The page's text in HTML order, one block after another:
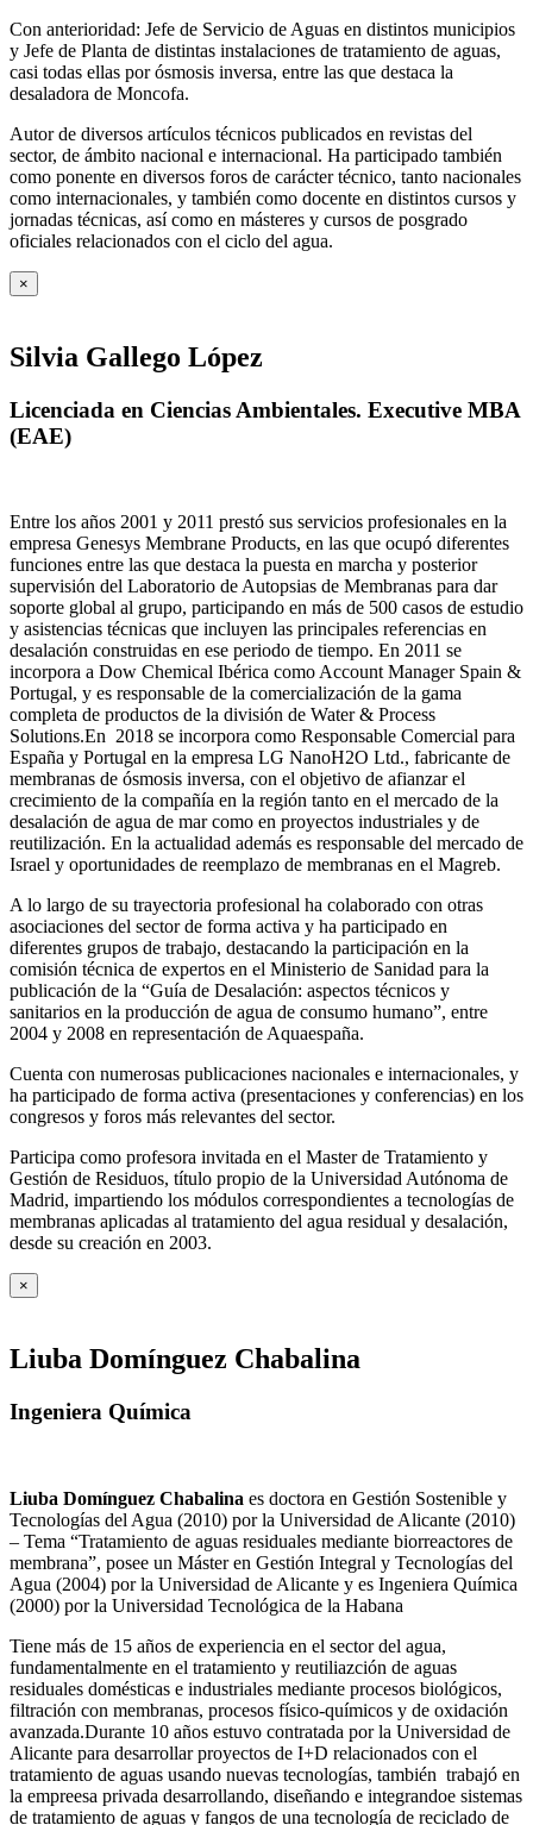
Con anterioridad: Jefe de Servicio de Aguas en distintos municipios
y Jefe de Planta de distintas instalaciones de tratamiento de aguas,
casi todas ellas por ósmosis inversa, entre las que destaca la
desaladora de Moncofa.
Autor de diversos artículos técnicos publicados en revistas del
sector, de ámbito nacional e internacional. Ha participado también
como ponente en diversos foros de carácter técnico, tanto nacionales
como internacionales, y también como docente en distintos cursos y
jornadas técnicas, así como en másteres y cursos de posgrado
oficiales relacionados con el ciclo del agua.
×
Silvia Gallego López
Licenciada en Ciencias Ambientales. Executive MBA
(EAE)
Entre los años 2001 y 2011 prestó sus servicios profesionales en la
empresa Genesys Membrane Products, en las que ocupó diferentes
funciones entre las que destaca la puesta en marcha y posterior
supervisión del Laboratorio de Autopsias de Membranas para dar
soporte global al grupo, participando en más de 500 casos de estudio
y asistencias técnicas que incluyen las principales referencias en
desalación construidas en ese periodo de tiempo. En 2011 se
incorpora a Dow Chemical Ibérica como Account Manager Spain &
Portugal, y es responsable de la comercialización de la gama
completa de productos de la división de Water & Process
Solutions.En 2018 se incorpora como Responsable Comercial para
España y Portugal en la empresa LG NanoH2O Ltd., fabricante de
membranas de ósmosis inversa, con el objetivo de afianzar el
crecimiento de la compañía en la región tanto en el mercado de la
desalación de agua de mar como en proyectos industriales y de
reutilización. En la actualidad además es responsable del mercado de
Israel y oportunidades de reemplazo de membranas en el Magreb.
A lo largo de su trayectoria profesional ha colaborado con otras
asociaciones del sector de forma activa y ha participado en
diferentes grupos de trabajo, destacando la participación en la
comisión técnica de expertos en el Ministerio de Sanidad para la
publicación de la “Guía de Desalación: aspectos técnicos y
sanitarios en la producción de agua de consumo humano”, entre
2004 y 2008 en representación de Aquaespaña.
Cuenta con numerosas publicaciones nacionales e internacionales, y
ha participado de forma activa (presentaciones y conferencias) en los
congresos y foros más relevantes del sector.
Participa como profesora invitada en el Master de Tratamiento y
Gestión de Residuos, título propio de la Universidad Autónoma de
Madrid, impartiendo los módulos correspondientes a tecnologías de
membranas aplicadas al tratamiento del agua residual y desalación,
desde su creación en 2003.
×
Liuba Domínguez Chabalina
Ingeniera Química
Liuba Domínguez Chabalina es doctora en Gestión Sostenible y
Tecnologías del Agua (2010) por la Universidad de Alicante (2010)
– Tema “Tratamiento de aguas residuales mediante biorreactores de
membrana”, posee un Máster en Gestión Integral y Tecnologías del
Agua (2004) por la Universidad de Alicante y es Ingeniera Química
(2000) por la Universidad Tecnológica de la Habana
Tiene más de 15 años de experiencia en el sector del agua,
fundamentalmente en el tratamiento y reutiliazción de aguas
residuales domésticas e industriales mediante procesos biológicos,
filtración con membranas, procesos físico-químicos y de oxidación
avanzada.Durante 10 años estuvo contratada por la Universidad de
Alicante para desarrollar proyectos de I+D relacionados con el
tratamiento de aguas usando nuevas tecnologías, también trabajó en
la empreesa privada desarrollando, diseñando e integrandoe sistemas
de tratamiento de aguas y fangos de una tecnología de reciclado de